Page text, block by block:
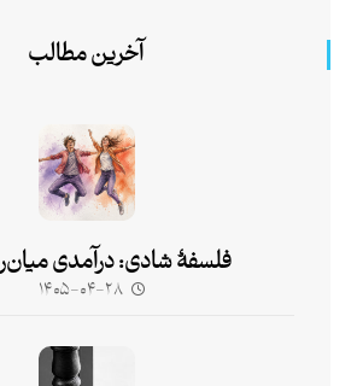
آخرین مطالب
فلسفۀ شادی: درآمدی
۱۴۰۵-۰۴-۲۸